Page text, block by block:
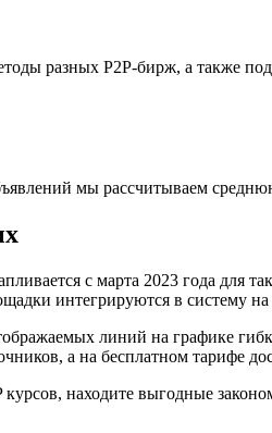
разных P2P-бирж, а также
мы рассчитываем
с марта 2023 года для
интегрируются в систему на
линий на графике
а на бесплатном тарифе
находите выгодные